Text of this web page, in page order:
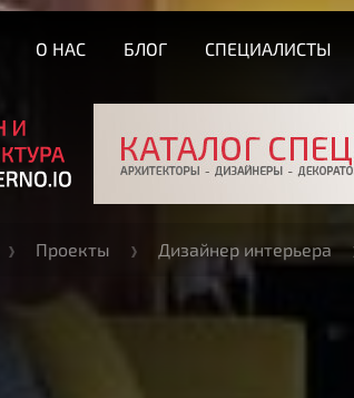
О НАС БЛОГ СПЕЦИАЛИСТЫ
Проекты Дизайнер интерьера